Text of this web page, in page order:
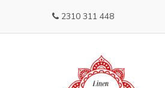
2310 311 448